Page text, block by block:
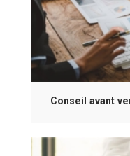
Conseil avant